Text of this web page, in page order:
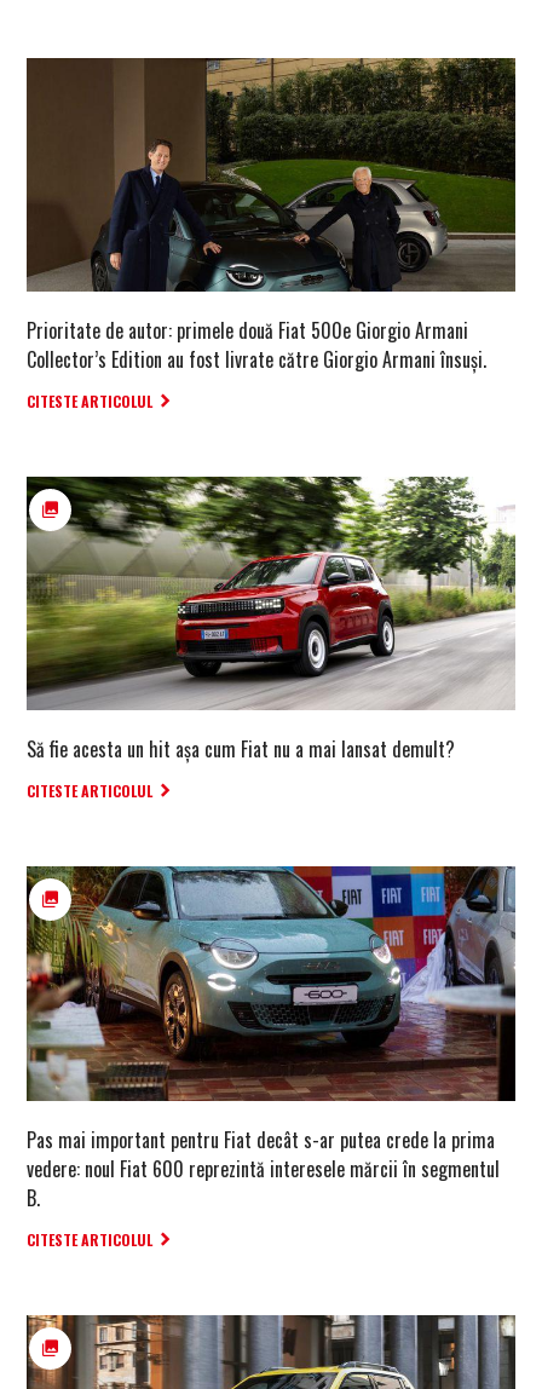
Prioritate de autor: primele două Fiat 500e Giorgio Armani
Collector’s Edition au fost livrate către Giorgio Armani însuși.
CITESTE ARTICOLUL
Să fie acesta un hit așa cum Fiat nu a mai lansat demult?
CITESTE ARTICOLUL
Pas mai important pentru Fiat decât s-ar putea crede la prima
vedere: noul Fiat 600 reprezintă interesele mărcii în segmentul
B.
CITESTE ARTICOLUL